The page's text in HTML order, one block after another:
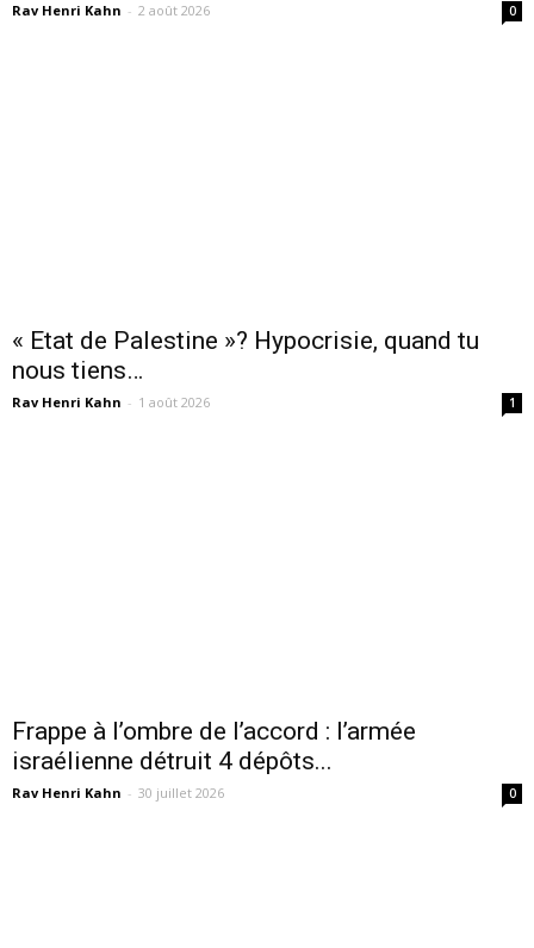
Rav Henri Kahn - 2 août 2026 0
« Etat de Palestine »? Hypocrisie, quand tu
nous tiens…
Rav Henri Kahn - 1 août 2026 1
Frappe à l’ombre de l’accord : l’armée
israélienne détruit 4 dépôts...
Rav Henri Kahn - 30 juillet 2026 0